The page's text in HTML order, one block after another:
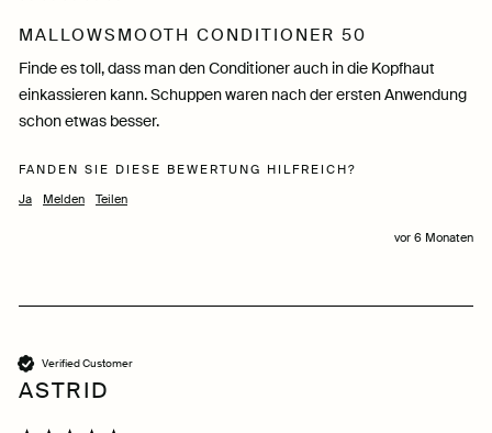
MALLOWSMOOTH CONDITIONER 50
Finde es toll, dass man den Conditioner auch in die Kopfhaut
einkassieren kann. Schuppen waren nach der ersten Anwendung
schon etwas besser.
FANDEN SIE DIESE BEWERTUNG HILFREICH?
Ja
Melden Teilen
vor 6 Monaten
Verified Customer
ASTRID